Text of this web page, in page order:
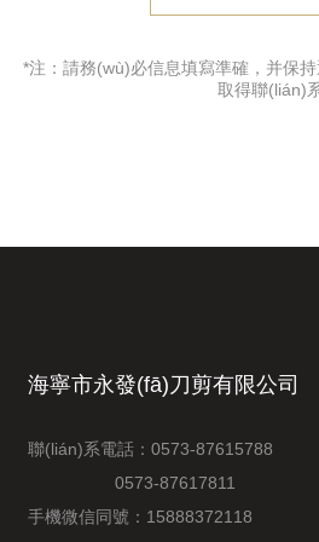
*注：請務(wù)必信息填寫準確，并保持
取得聯(lián)
海寧市永發(fā)刀剪有限公司
聯(lián)系電話： 0573-87615788
0573-87617811
手機微信同號： 15888372118